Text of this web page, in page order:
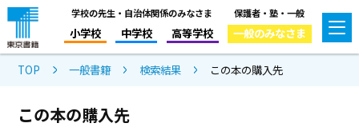
学校の先生・自治体関係のみなさま
小学校 中学校 高等学校
保護者・塾・一般
一般のみなさま
TOP 一般書籍 検索結果 この本の購入先
この本の購入先